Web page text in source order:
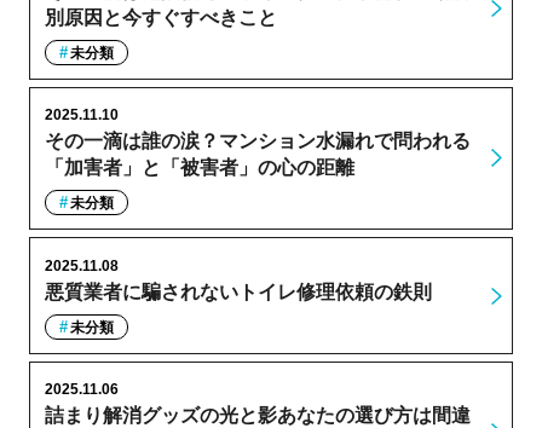
別原因と今すぐすべきこと
未分類
その一滴は誰の涙？マンション水漏れで問われる
「加害者」と「被害者」の心の距離
2025.11.10
未分類
悪質業者に騙されないトイレ修理依頼の鉄則
2025.11.08
未分類
詰まり解消グッズの光と影あなたの選び方は間違
2025.11.06